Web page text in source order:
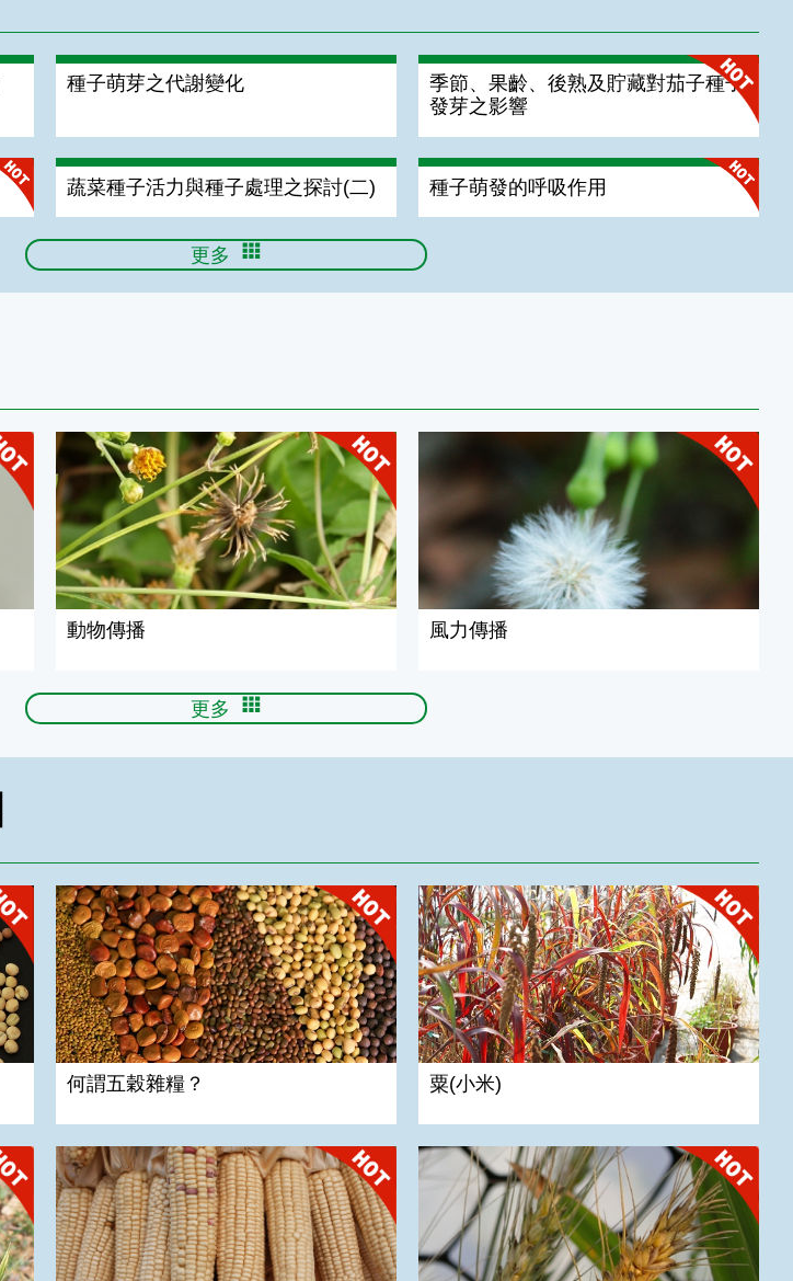
種子萌芽之代謝變化
季節、果齡、後熟及貯藏對茄子種子
發芽之影響
蔬菜種子活力與種子處理之探討(二) 種子萌發的呼吸作用
更多
動物傳播
動物傳播
風力傳播
風力傳播
更多
何謂五穀雜糧？
何謂五穀雜糧？
粟(小米)
粟(小米)
玉米 小麥